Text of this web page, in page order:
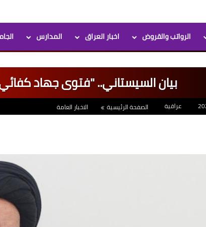
الرواتب والقروض اخبار العراق المدارس
بيان السيستاني.. "فتوى جهاد
عراقية الصفحة الرئيسية الاخبار العامة